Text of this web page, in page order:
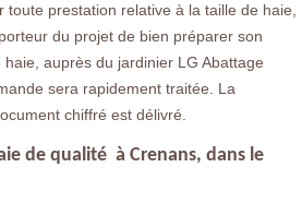
prestation relative à la taille de haie,
du projet de bien préparer son
auprès du jardinier LG Abattage
sera rapidement traitée. La
chiffré est délivré.
de qualité à Crenans, dans le